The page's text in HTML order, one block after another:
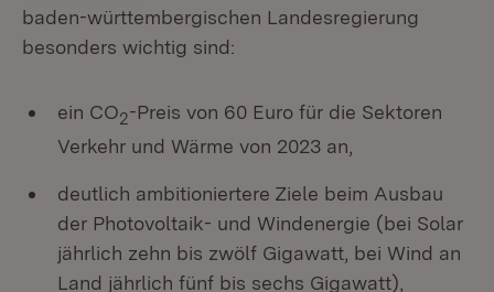
baden-württembergischen Landesregierung
besonders wichtig sind:
ein CO2-Preis von 60 Euro für die Sektoren
Verkehr und Wärme von 2023 an,
deutlich ambitioniertere Ziele beim Ausbau
der Photovoltaik- und Windenergie (bei Solar
jährlich zehn bis zwölf Gigawatt, bei Wind an
Land jährlich fünf bis sechs Gigawatt),